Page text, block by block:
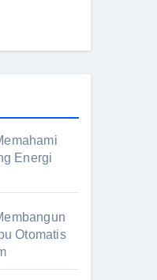
Energi
Otomatis